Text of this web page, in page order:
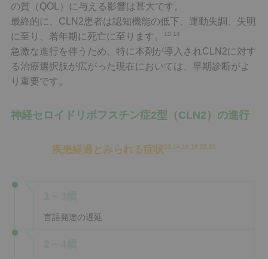
の質（QOL）に与える影響は甚大です。
最終的に、CLN2患者は認知機能の低下、運動失調、失明
に至り、若年期に死亡に至ります。
13,14
急激な進行を伴うため、特に本剤が導入されCLN2に対す
る治療選択肢が広がった現在においては、早期診断がよ
り重要です。
神経セロイドリポフスチン症2型（CLN2）の進行
疾患経過とみられる症状13,14,16,19,22,23
言語発達の遅延